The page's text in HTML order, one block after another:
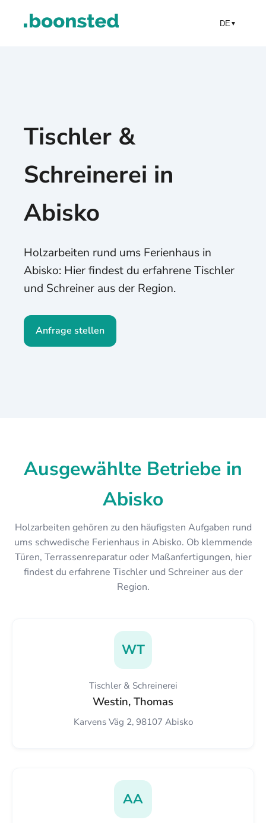
DE ▼
Tischler &
Schreinerei in
Abisko
Holzarbeiten rund ums Ferienhaus in
Abisko: Hier findest du erfahrene Tischler
und Schreiner aus der Region.
Anfrage stellen
Ausgewählte Betriebe in
Abisko
Holzarbeiten gehören zu den häufigsten Aufgaben rund
ums schwedische Ferienhaus in Abisko. Ob klemmende
Türen, Terrassenreparatur oder Maßanfertigungen, hier
findest du erfahrene Tischler und Schreiner aus der
Region.
WT
Tischler & Schreinerei
Westin, Thomas
Karvens Väg 2, 98107 Abisko
AA